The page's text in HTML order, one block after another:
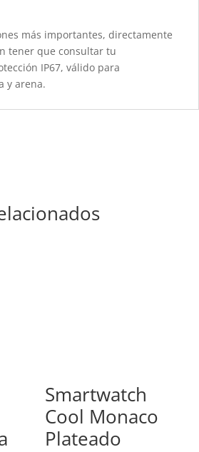
más importantes, directamente
tener que consultar tu
IP67, válido para
y arena.
Smartwatch
Cool Monaco
Plateado